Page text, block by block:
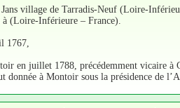
village de Tarradis-Neuf (Loire-
(Loire-Inférieure – France).
1767,
en juillet 1788, précédemment vicaire à
donnée à Montoir sous la présidence de